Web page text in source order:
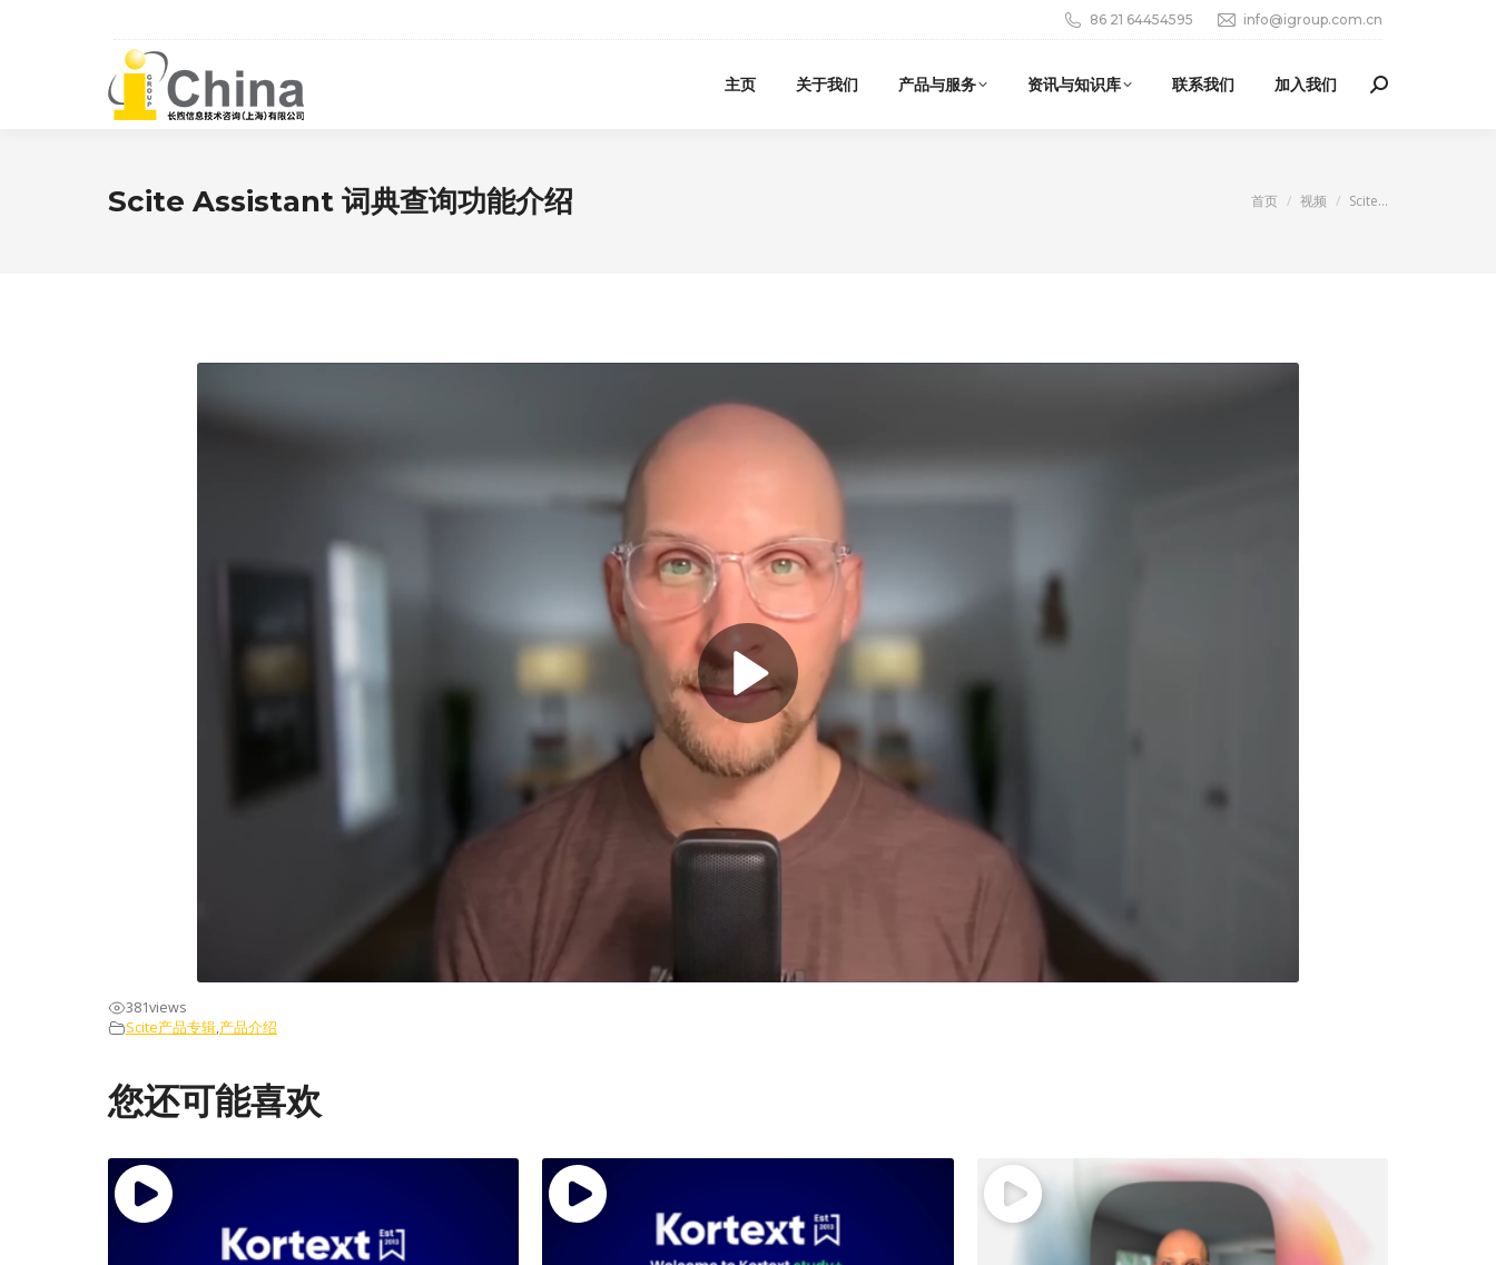
86 21 64454595 info@igroup.com.cn
主页 关于我们 产品与服务 资讯与知识库 联系我们 加入我们 Search:
Scite Assistant 词典查询功能介绍 您在这里：
首页 视频 Scite…
381views
Scite产品专辑,产品介绍
您还可能喜欢